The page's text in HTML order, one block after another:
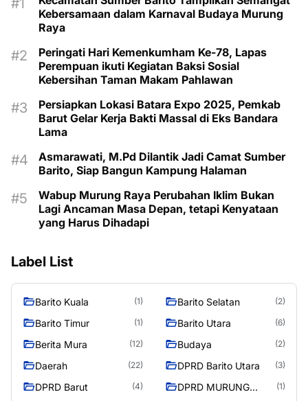
Kebersamaan dalam Karnaval Budaya Murung
Raya
Peringati Hari Kemenkumham Ke-78, Lapas
Perempuan ikuti Kegiatan Baksi Sosial
Kebersihan Taman Makam Pahlawan
Persiapkan Lokasi Batara Expo 2025, Pemkab
Barut Gelar Kerja Bakti Massal di Eks Bandara
Lama
Asmarawati, M.Pd Dilantik Jadi Camat Sumber
Barito, Siap Bangun Kampung Halaman
Wabup Murung Raya Perubahan Iklim Bukan
Lagi Ancaman Masa Depan, tetapi Kenyataan
yang Harus Dihadapi
Label List
Barito Kuala (1) Barito Selatan (2)
Barito Timur (1) Barito Utara (6)
Berita Mura (12) Budaya (2)
Daerah (22) DPRD Barito Utara (3)
DPRD Barut (4)
DPRD MURUNG
(1)